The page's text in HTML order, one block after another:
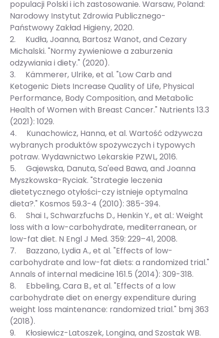
populacji Polski i ich zastosowanie. Warsaw, Poland:
Narodowy Instytut Zdrowia Publicznego-
Państwowy Zakład Higieny, 2020.
2. Kudła, Joanna, Bartosz Wanot, and Cezary
Michalski. "Normy żywieniowe a zaburzenia
odżywiania i diety." (2020).
3. Kämmerer, Ulrike, et al. "Low Carb and
Ketogenic Diets Increase Quality of Life, Physical
Performance, Body Composition, and Metabolic
Health of Women with Breast Cancer." Nutrients 13.3
(2021): 1029.
4. Kunachowicz, Hanna, et al. Wartość odżywcza
wybranych produktów spożywczych i typowych
potraw. Wydawnictwo Lekarskie PZWL, 2016.
5. Gajewska, Danuta, Sa'eed Bawa, and Joanna
Myszkowska-Ryciak. "Strategie leczenia
dietetycznego otyłości-czy istnieje optymalna
dieta?." Kosmos 59.3-4 (2010): 385-394.
6. Shai I., Schwarzfuchs D., Henkin Y., et al.: Weight
loss with a low-carbohydrate, mediterranean, or
low-fat diet. N Engl J Med. 359: 229–41, 2008.
7. Bazzano, Lydia A., et al. "Effects of low-
carbohydrate and low-fat diets: a randomized trial."
Annals of internal medicine 161.5 (2014): 309-318.
8. Ebbeling, Cara B., et al. "Effects of a low
carbohydrate diet on energy expenditure during
weight loss maintenance: randomized trial." bmj 363
(2018).
9. Kłosiewicz-Latoszek, Longina, and Szostak WB.